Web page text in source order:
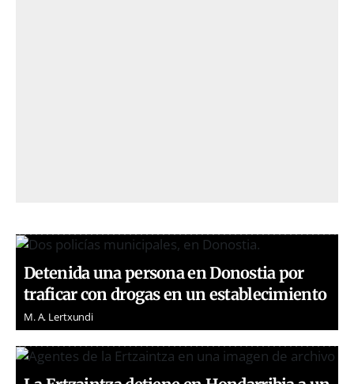
Detenida una persona en Donostia por
traficar con drogas en un establecimiento
M. A. Lertxundi